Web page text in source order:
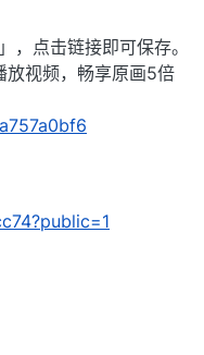
点击链接即可保存。
放视频，畅享原画5倍